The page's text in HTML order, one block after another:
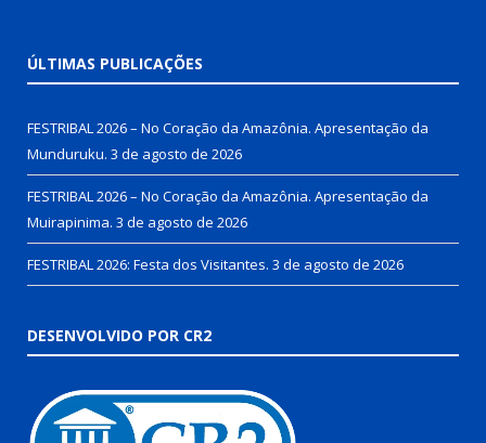
ÚLTIMAS PUBLICAÇÕES
FESTRIBAL 2026 – No Coração da Amazônia. Apresentação da
Munduruku. 3 de agosto de 2026
FESTRIBAL 2026 – No Coração da Amazônia. Apresentação da
Muirapinima. 3 de agosto de 2026
FESTRIBAL 2026: Festa dos Visitantes. 3 de agosto de 2026
DESENVOLVIDO POR CR2